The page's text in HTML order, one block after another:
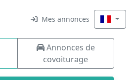
Mes annonces
Annonces de
covoiturage